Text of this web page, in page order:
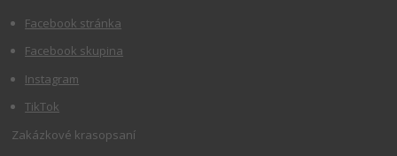
Facebook stránka
Facebook skupina
Instagram
TikTok
Zakázkové krasopsaní